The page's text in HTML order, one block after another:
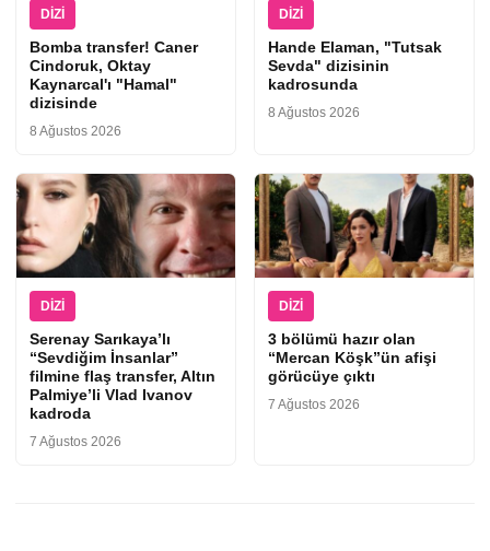
DIZI
Bomba transfer! Caner
Cindoruk, Oktay
Kaynarcal'ı "Hamal"
dizisinde
8 Ağustos 2026
DIZI
Hande Elaman, "Tutsak
Sevda" dizisinin
kadrosunda
8 Ağustos 2026
DIZI
Serenay Sarıkaya’lı
“Sevdiğim İnsanlar”
filmine flaş transfer, Altın
Palmiye’li Vlad Ivanov
kadroda
7 Ağustos 2026
DIZI
3 bölümü hazır olan
“Mercan Köşk”ün afişi
görücüye çıktı
7 Ağustos 2026